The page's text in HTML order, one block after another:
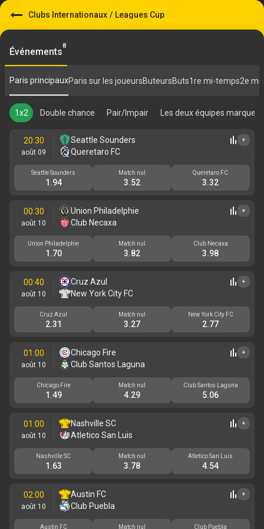
Clubs Internationaux / Leagues Cup
Événements
8
Paris principauxParis sur les joueursButeursButs1re mi-temps2e
1x2 Double chance Pair/Impair Les deux équipes marquent
20:30
août 09
Seattle Sounders
Queretaro FC
+
Seattle Sounders
1.94
Match nul
3.52
Queretaro FC
3.32
00:30
août 10
Union Philadelphie
Club Necaxa
+
Union Philadelphie
1.70
Match nul
3.82
Club Necaxa
3.98
00:40
août 10
Cruz Azul
New York City FC
+
Cruz Azul
2.31
Match nul
3.27
New York City FC
2.77
01:00
août 10
Chicago Fire
Club Santos Laguna
+
Chicago Fire
1.49
Match nul
4.29
Club Santos Laguna
5.06
01:00
août 10
Nashville SC
Atletico San Luis
+
Nashville SC
1.63
Match nul
3.78
Atletico San Luis
4.54
02:00
août 10
Austin FC
Club Puebla
+
Austin FC Match nul Club Puebla